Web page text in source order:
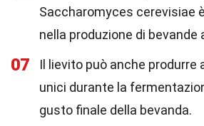
Saccharomyces cerevisiae
nella produzione di bevande
07
Il lievito può anche produrre
unici durante la
gusto finale della bevanda.